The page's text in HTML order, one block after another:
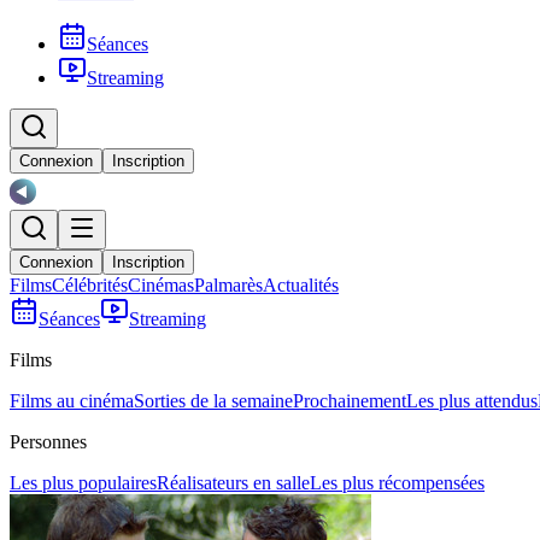
Séances
Streaming
Connexion Inscription
Connexion Inscription
FilmsCélébritésCinémasPalmarèsActualités
Séances
Streaming
Films
Films au cinémaSorties de la semaineProchainementLes plus attendus
Personnes
Les plus populairesRéalisateurs en salleLes plus récompensées